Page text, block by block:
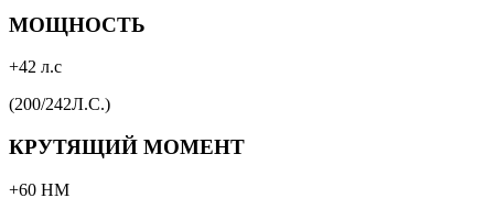
МОЩНОСТЬ
+42 л.с
(200/242Л.С.)
КРУТЯЩИЙ МОМЕНТ
+60 НМ